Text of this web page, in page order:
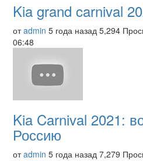
Kia grand carnival
отadmin 5 года назад 5,294
06:48
Kia Carnival 2021:
Россию
отadmin 5 года назад 7,279